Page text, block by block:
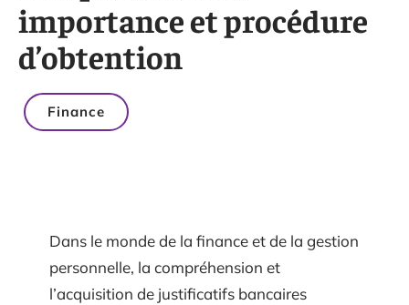
importance et procédure
d’obtention
Finance
Dans le monde de la finance et de la gestion
personnelle, la compréhension et
l’acquisition de justificatifs bancaires